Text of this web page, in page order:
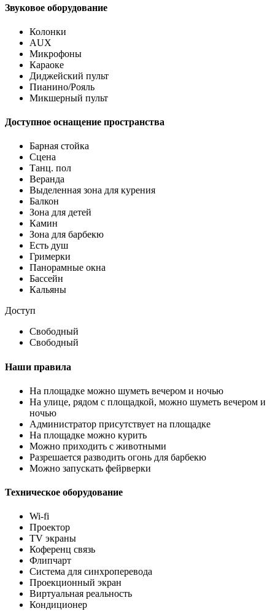
Звуковое оборудование
Колонки
AUX
Микрофоны
Караоке
Диджейский пульт
Пианино/Рояль
Микшерный пульт
Доступное оснащение пространства
Барная стойка
Сцена
Танц. пол
Веранда
Выделенная зона для курения
Балкон
Зона для детей
Камин
Зона для барбекю
Есть душ
Гримерки
Панорамные окна
Бассейн
Кальяны
Доступ
Свободный
Свободный
Наши правила
На площадке можно шуметь вечером и ночью
На улице, рядом с площадкой, можно шуметь вечером и
ночью
Администратор присутствует на площадке
На площадке можно курить
Можно приходить с животными
Разрешается разводить огонь для барбекю
Можно запускать фейрверки
Техническое оборудование
Wi-fi
Проектор
TV экраны
Коференц связь
Флипчарт
Система для синхроперевода
Проекционный экран
Виртуальная реальность
Кондиционер